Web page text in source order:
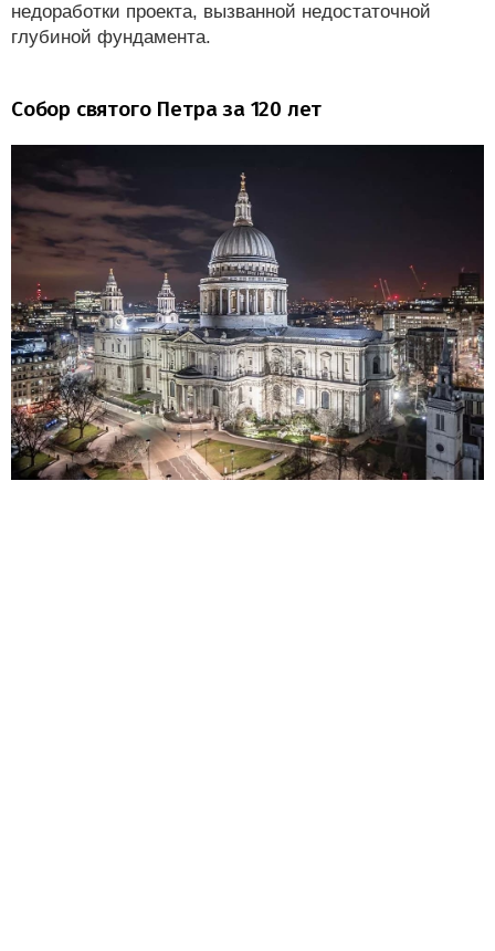
недоработки проекта, вызванной недостаточной
глубиной фундамента.
Собор святого Петра за 120 лет